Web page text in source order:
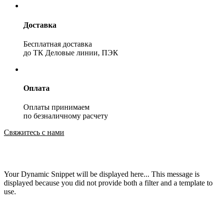
Доставка
Бесплатная доставка
до ТК Деловые линии, ПЭК
Оплата
Оплаты принимаем
по безналичному расчету
Свяжитесь с нами
Your Dynamic Snippet will be displayed here... This message is
displayed because you did not provide both a filter and a template to
use.